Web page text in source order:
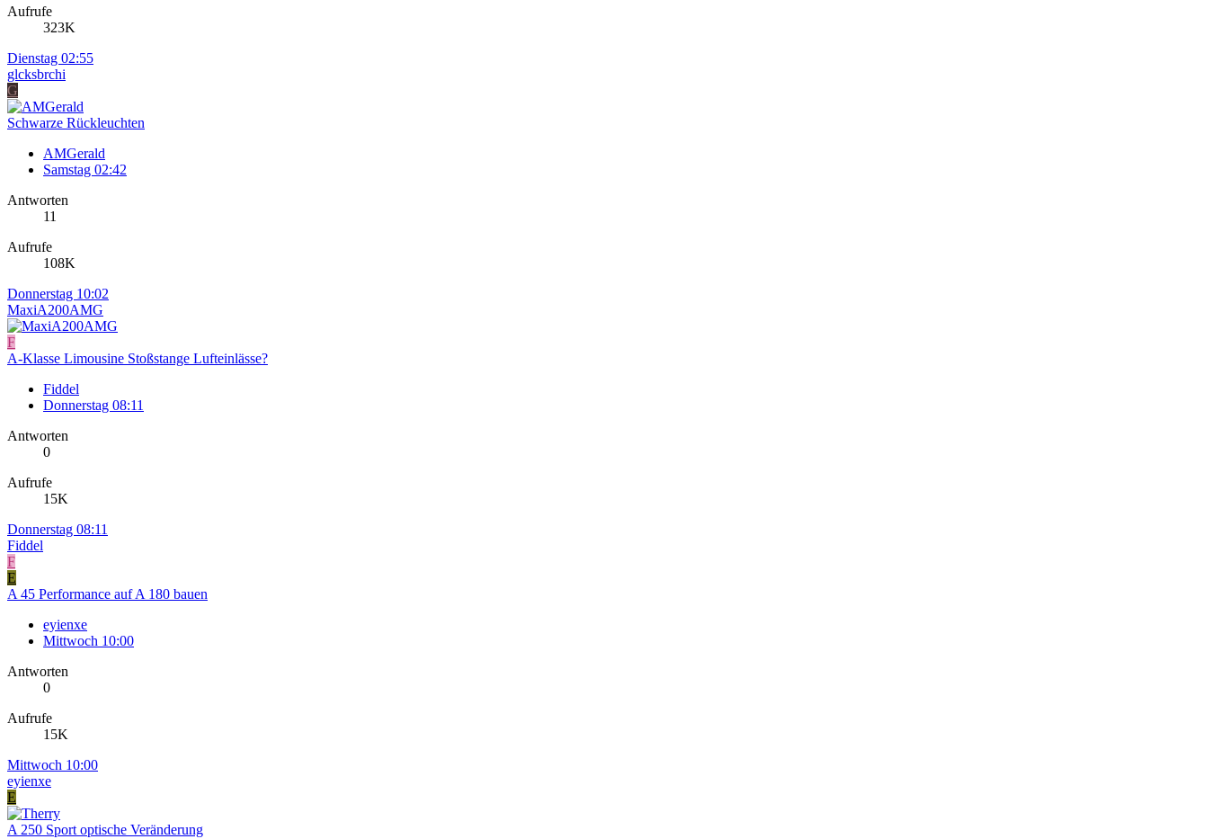
Aufrufe
323K
Dienstag 02:55
glcksbrchi
G
Schwarze Rückleuchten
AMGerald
Samstag 02:42
Antworten
11
Aufrufe
108K
Donnerstag 10:02
MaxiA200AMG
F
A-Klasse Limousine Stoßstange Lufteinlässe?
Fiddel
Donnerstag 08:11
Antworten
0
Aufrufe
15K
Donnerstag 08:11
Fiddel
F
E
A 45 Performance auf A 180 bauen
eyienxe
Mittwoch 10:00
Antworten
0
Aufrufe
15K
Mittwoch 10:00
eyienxe
E
A 250 Sport optische Veränderung